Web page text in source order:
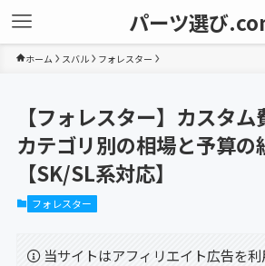
パーツ選び
ホーム スバル フォレスター
【フォレスター】カスタム
カテゴリ別の相場と予算の
【SK/SL系対応】
フォレスター
当サイトはアフィリエイト広告を利